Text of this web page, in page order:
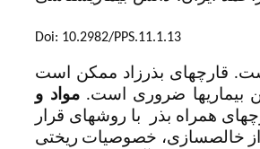
Doi: 10.2982/PPS.11.1.13
قارچهای بذرزاد ممکن است
بیماریها ضروری است.مواد و
همراه بذر با روشهای قرار
از خالص­سازی، خصوصیات ریختی